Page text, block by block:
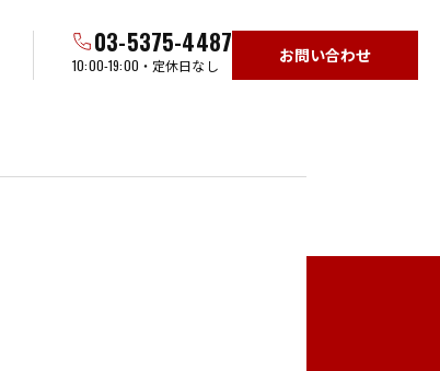
03-5375-4487
10:00-19:00 ・定休日なし お問い合わせ